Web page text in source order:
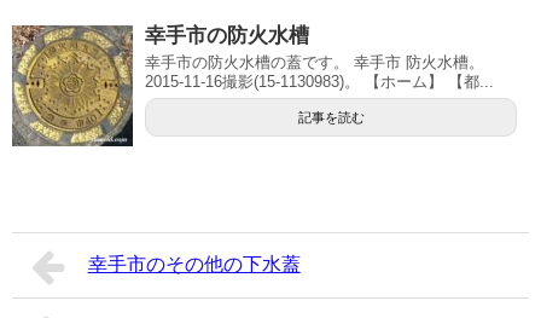
幸手市の防火水槽
幸手市の防火水槽の蓋です。 幸手市 防火水槽。
2015-11-16撮影(15-1130983)。 【ホーム】 【都...
記事を読む
幸手市のその他の下水蓋